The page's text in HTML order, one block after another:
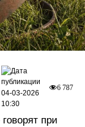
при
6 787
04-03-2026
10:30